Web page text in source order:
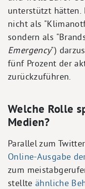
unterstützt hätten.
nicht als
sondern als
Emergency")
fünf Prozent der
zurückzuführen.
Welche Rolle
Medien?
Parallel zum
Online-Ausgabe
zum
stellteähnliche